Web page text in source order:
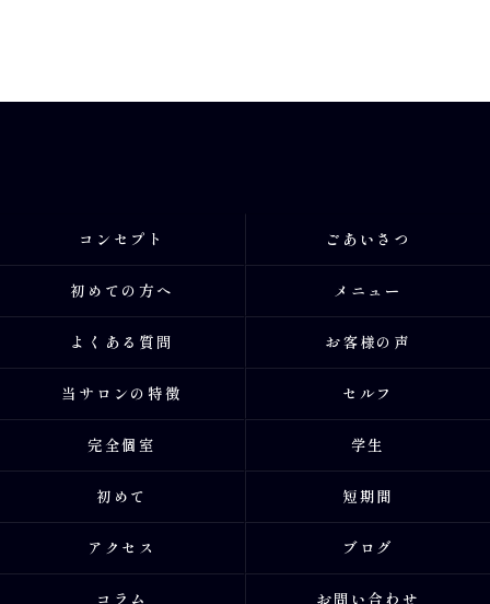
コンセプト ごあいさつ
初めての方へ メニュー
よくある質問 お客様の声
当サロンの特徴 セルフ
完全個室 学生
初めて 短期間
アクセス ブログ
コラム お問い合わせ